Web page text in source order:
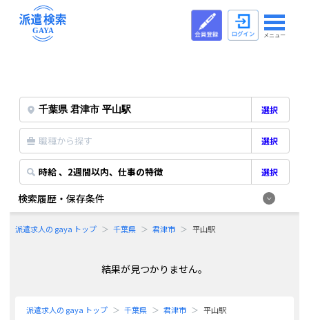
メニュー
選択
職種から探す 選択
時給 、2週間以内、仕事の特徴 選択
検索履歴・保存条件
派遣求人の gaya トップ 千葉県 君津市 平山駅
結果が見つかりません。
派遣求人の gaya トップ 千葉県 君津市 平山駅